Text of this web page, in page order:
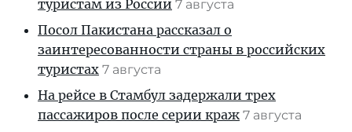
туристам из России 7 августа
Посол Пакистана рассказал о
заинтересованности страны в российских
туристах 7 августа
На рейсе в Стамбул задержали трех
пассажиров после серии краж 7 августа